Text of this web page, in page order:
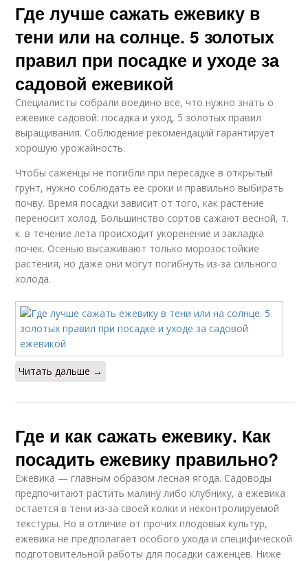
Где лучше сажать ежевику в
тени или на солнце. 5 золотых
правил при посадке и уходе за
садовой ежевикой
Специалисты собрали воедино все, что нужно знать о
ежевике садовой: посадка и уход, 5 золотых правил
выращивания. Соблюдение рекомендаций гарантирует
хорошую урожайность.
Чтобы саженцы не погибли при пересадке в открытый
грунт, нужно соблюдать ее сроки и правильно выбирать
почву. Время посадки зависит от того, как растение
переносит холод. Большинство сортов сажают весной, т.
к. в течение лета происходит укоренение и закладка
почек. Осенью высаживают только морозостойкие
растения, но даже они могут погибнуть из-за сильного
холода.
Читать дальше →
Где и как сажать ежевику. Как
посадить ежевику правильно?
Ежевика — главным образом лесная ягода. Садоводы
предпочитают растить малину либо клубнику, а ежевика
остается в тени из-за своей колки и неконтролируемой
текстуры. Но в отличие от прочих плодовых культур,
ежевика не предполагает особого ухода и специфической
подготовительной работы для посадки саженцев. Ниже